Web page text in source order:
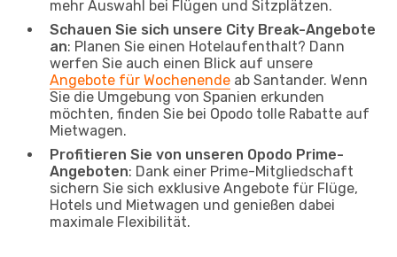
mehr Auswahl bei Flügen und Sitzplätzen.
Schauen Sie sich unsere City Break-Angebote
an: Planen Sie einen Hotelaufenthalt? Dann
werfen Sie auch einen Blick auf unsere
Angebote für Wochenende ab Santander. Wenn
Sie die Umgebung von Spanien erkunden
möchten, finden Sie bei Opodo tolle Rabatte auf
Mietwagen.
Profitieren Sie von unseren Opodo Prime-
Angeboten: Dank einer Prime-Mitgliedschaft
sichern Sie sich exklusive Angebote für Flüge,
Hotels und Mietwagen und genießen dabei
maximale Flexibilität.